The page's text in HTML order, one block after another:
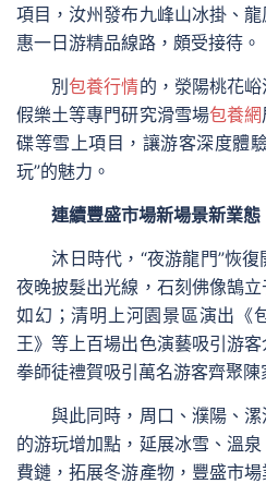
項目，汝州發布九峰山冰掛、
惠一日游精品線路，頗受接待。
別包養行情的，滎陽桃花
假樂土等專門研究滑雪場包養網
碟等雪上項目，讓游客深度體
玩”的魅力。
連續豐盛市場新場景新業態
沐日時代，“夜游龍門”恢復
夜晚披髮出光線，石刻佛像鵠立
如幻；清明上河園景區演出《
王》等上百場出色演藝吸引游
拳師徒禮賀吸引萬名游客齊聚
與此同時，周口、濮陽、漯
的游玩增加點，延展冰雪、溫
費鏈，拓展冬游產物，豐盛市場